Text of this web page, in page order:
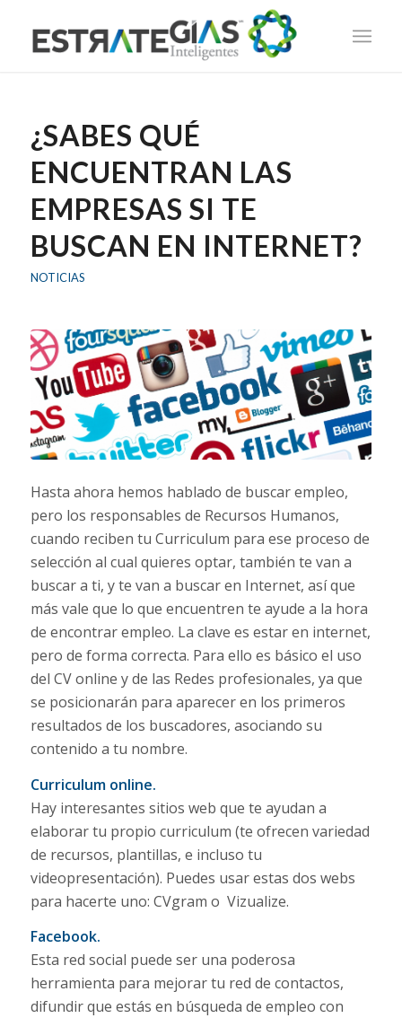
¿SABES QUÉ
ENCUENTRAN LAS
EMPRESAS SI TE
BUSCAN EN INTERNET?
NOTICIAS
Hasta ahora hemos hablado de buscar empleo,
pero los responsables de Recursos Humanos,
cuando reciben tu Curriculum para ese proceso de
selección al cual quieres optar, también te van a
buscar a ti, y te van a buscar en Internet, así que
más vale que lo que encuentren te ayude a la hora
de encontrar empleo. La clave es estar en internet,
pero de forma correcta. Para ello es básico el uso
del CV online y de las Redes profesionales, ya que
se posicionarán para aparecer en los primeros
resultados de los buscadores, asociando su
contenido a tu nombre.
Curriculum online.
Hay interesantes sitios web que te ayudan a
elaborar tu propio curriculum (te ofrecen variedad
de recursos, plantillas, e incluso tu
videopresentación). Puedes usar estas dos webs
para hacerte uno: CVgram o Vizualize.
Facebook.
Esta red social puede ser una poderosa
herramienta para mejorar tu red de contactos,
difundir que estás en búsqueda de empleo con